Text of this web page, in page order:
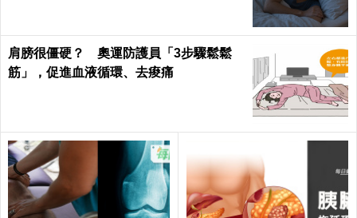
肩膀很僵硬？ 奧運防護員「3步驟鬆鬆
筋」，促進血液循環、去痠痛